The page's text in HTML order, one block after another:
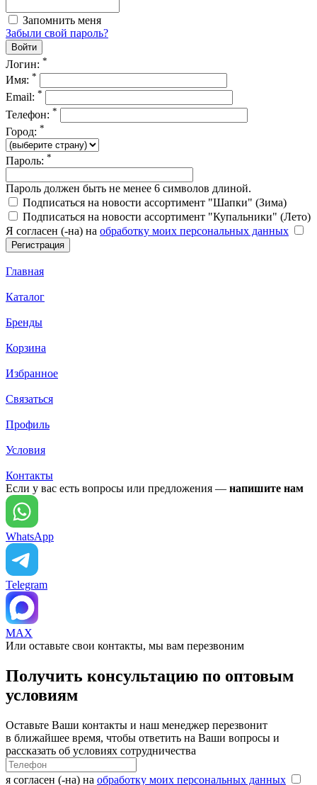
Запомнить меня
Забыли свой пароль?
Логин: *
Имя: *
Email: *
Телефон: *
Город: *
Пароль: *
Пароль должен быть не менее 6 символов длиной.
Подписаться на новости ассортимент "Шапки" (Зима)
Подписаться на новости ассортимент "Купальники" (Лето)
Я согласен (-на) на обработку моих персональных данных
Главная
Каталог
Бренды
Корзина
Избранное
Связаться
Профиль
Условия
Контакты
Если у вас есть вопросы или предложения — напишите нам
WhatsApp
Telegram
MAX
Или оставьте свои контакты, мы вам перезвоним
Получить консультацию по оптовым
условиям
Оставьте Ваши контакты и наш менеджер перезвонит
в ближайшее время, чтобы ответить на Ваши вопросы и
рассказать об условиях сотрудничества
я согласен (-на) на обработку моих персональных данных